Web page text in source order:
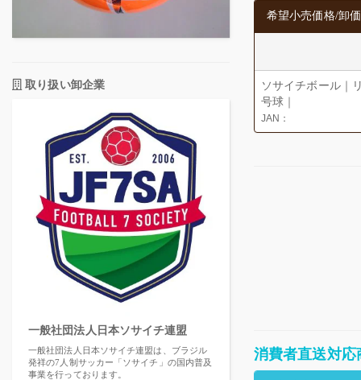
取り扱い卸企業
一般社団法人日本ソサイチ連盟
一般社団法人日本ソサイチ連盟は、ブラジル
発祥の7人制サッカー「ソサイチ」の国内普及
事業を行っております。
希望小売価格/卸
ソサイチボール｜
号球｜
JAN：
消費者直送対応